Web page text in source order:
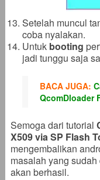
Setelah muncul
coba nyalakan.
Untuk booting
jadi tunggu saja
BACA JUGA:
QcomDloader
Semoga dari tutorial
X509 via SP Flash
mengembalikan
masalah yang
akan berhasil.